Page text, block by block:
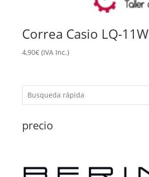
Correa Casio LQ-11W
4,90€ (IVA Inc.)
precio